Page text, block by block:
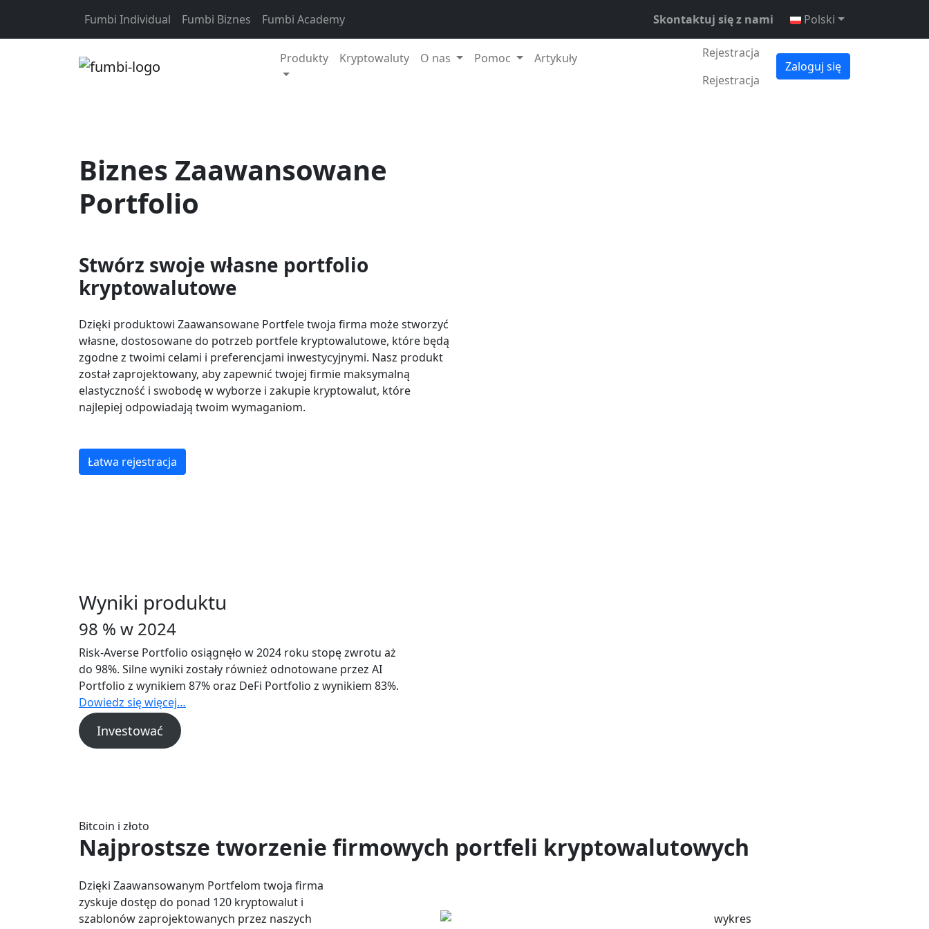
Fumbi Individual Fumbi Biznes Fumbi Academy Skontaktuj się z nami Polski
Produkty Kryptowaluty O nas Pomoc Artykuły
Rejestracja
Rejestracja
Zaloguj się
Biznes Zaawansowane
Portfolio
Stwórz swoje własne portfolio
kryptowalutowe
Dzięki produktowi Zaawansowane Portfele twoja firma może stworzyć
własne, dostosowane do potrzeb portfele kryptowalutowe, które będą
zgodne z twoimi celami i preferencjami inwestycyjnymi. Nasz produkt
został zaprojektowany, aby zapewnić twojej firmie maksymalną
elastyczność i swobodę w wyborze i zakupie kryptowalut, które
najlepiej odpowiadają twoim wymaganiom.
Łatwa rejestracja
Wyniki produktu
98 % w 2024
Risk-Averse Portfolio osiągnęło w 2024 roku stopę zwrotu aż
do 98%. Silne wyniki zostały również odnotowane przez AI
Portfolio z wynikiem 87% oraz DeFi Portfolio z wynikiem 83%.
Dowiedz się więcej…
Investować
Bitcoin i złoto
Najprostsze tworzenie firmowych portfeli kryptowalutowych
Dzięki Zaawansowanym Portfelom twoja firma
zyskuje dostęp do ponad 120 kryptowalut i
szablonów zaprojektowanych przez naszych